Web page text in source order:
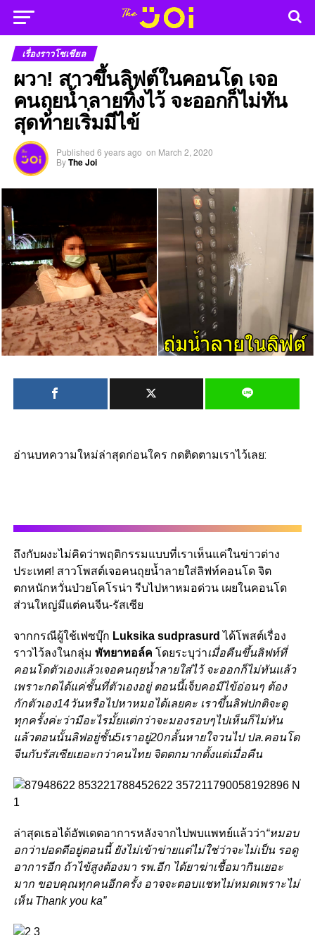
เรื่องราวโซเชียล
ผวา! สาวขึ้นลิฟต์ในคอนโด เจอ
คนถุยน้ำลายทิ้งไว้ จะออกก็ไม่ทัน
สุดท้ายเริ่มมีไข้
Published 6 years ago on March 2, 2020
ByThe Joi
อ่านบทความใหม่ล่าสุดก่อนใคร กดติดตามเราไว้เลย:
ถึงกับผงะไม่คิดว่าพฤติกรรมแบบที่เราเห็นแค่ในข่าวต่าง
ประเทศ! สาวโพสต์เจอคนถุยน้ำลายใส่ลิฟท์คอนโด จิต
ตกหนักหวั่นป่วยโคโรน่า รีบไปหาหมอด่วน เผยในคอนโด
ส่วนใหญ่มีแต่คนจีน-รัสเซีย
จากกรณีผู้ใช้เฟซบุ๊ก Luksika sudprasurd ได้โพสต์เรื่อง
ราวไว้ลงในกลุ่ม พัทยาทอล์ค โดยระบุว่าเมื่อคืนขึ้นลิฟท์ที่
คอนโดตัวเองแล้วเจอคนถุยน้ำลายใส่ไว้ จะออกก็ไม่ทันแล้ว
เพราะกดได้แค่ชั้นที่ตัวเองอยู่ ตอนนี้เจ็บคอมีไข้อ่อนๆ ต้อง
กักตัวเอง14วันหรือไปหาหมอได้เลยคะ เราขึ้นลิฟปกติจะดู
ทุกครั้งค่ะว่ามีอะไรมั้ยแต่กว่าจะมองรอบๆไปเห็นก็ไม่ทัน
แล้วตอนนั้นลิฟอยู่ชั้น5เราอยู่20กลั้นหายใจวนไป ปล.คอนโด
จีนกับรัสเซียเยอะกว่าคนไทย จิตตกมากตั้งแต่เมื่อคืน
ล่าสุดเธอได้อัพเดตอาการหลังจากไปพบแพทย์แล้วว่า“หมอบ
อกว่าปอดดีอยู่ตอนนี้ ยังไม่เข้าข่ายแต่ไม่ใช่ว่าจะไม่เป็น รอดู
อาการอีก ถ้าไข้สูงต้องมา รพ.อีก ได้ยาฆ่าเชื้อมากินเยอะ
มาก ขอบคุณทุกคนอีกครั้ง อาจจะตอบแชทไม่หมดเพราะไม่
เห็น Thank you ka”